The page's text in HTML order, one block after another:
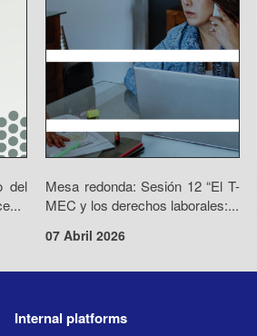
del
Mesa redonda: Sesión 12 “El T-
MEC y los derechos laborales:...
07 Abril 2026
Internal platforms